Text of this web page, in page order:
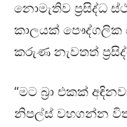
නොමැතිව ප්‍රසිද්ධ
කාලයක් පෞද්ගලික
කරුණ නැවතත්
“මට බ්‍රා එකක්
නිපල්ස් වහගන්න